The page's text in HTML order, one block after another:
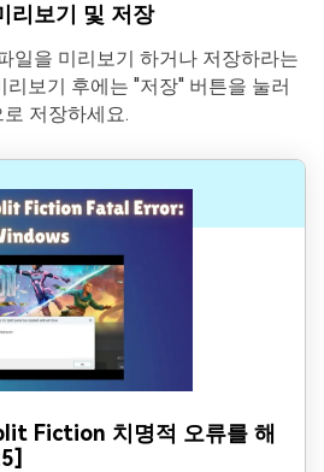
리보기 및 저장
일을 미리보기 하거나 저장하라는
보기 후에는 "저장" 버튼을 눌러
저장하세요.
Fiction 치명적 오류를 해